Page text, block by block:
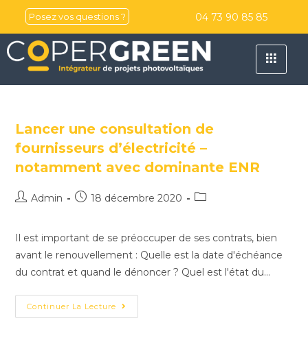
Posez vos questions ? 04 73 90 85 85
Lancer une consultation de
fournisseurs d’électricité –
notamment avec dominante ENR
Admin 18 décembre 2020
Il est important de se préoccuper de ses contrats, bien
avant le renouvellement : Quelle est la date d'échéance
du contrat et quand le dénoncer ? Quel est l'état du…
Continuer La Lecture